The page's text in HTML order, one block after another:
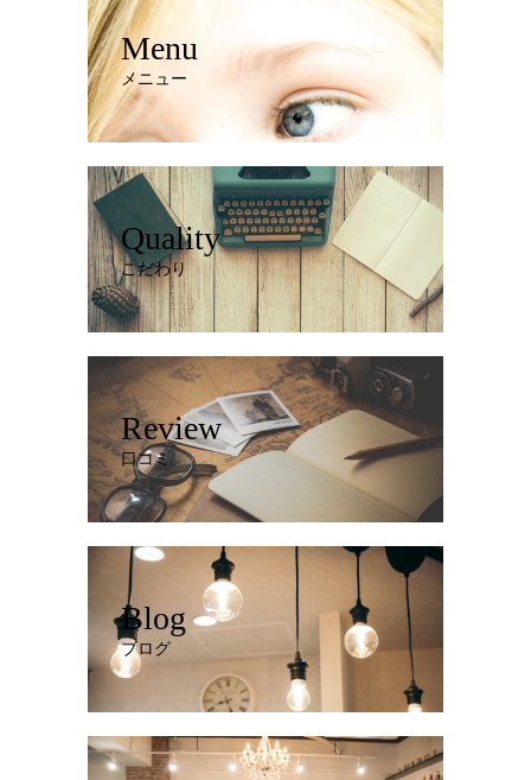
Menu
メニュー
Quality
こだわり
Review
口コミ
Blog
ブログ